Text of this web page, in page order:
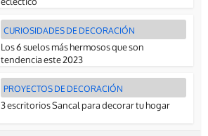
CURIOSIDADES DE DECORACIÓN
Los 6 suelos más hermosos que son
tendencia este 2023
PROYECTOS DE DECORACIÓN
3 escritorios Sancal para decorar tu hogar